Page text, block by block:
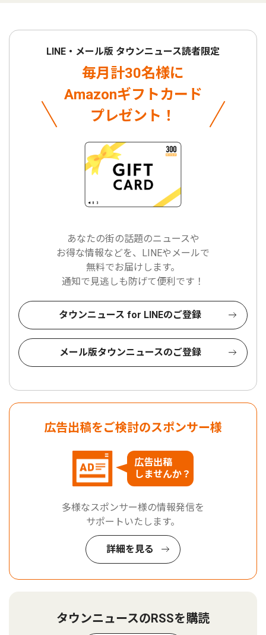
LINE・メール版 タウンニュース読者限定
毎月計30名様に
Amazonギフトカード
プレゼント！
あなたの街の話題のニュースや
お得な情報などを、LINEやメールで
無料でお届けします。
通知で見逃しも防げて便利です！
タウンニュース for LINEのご登録
メール版タウンニュースのご登録
広告出稿をご検討のスポンサー様
広告出稿
しませんか？
多様なスポンサー様の情報発信を
サポートいたします。
詳細を見る
タウンニュースのRSSを購読